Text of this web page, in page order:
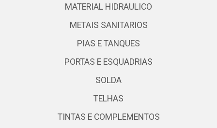
MATERIAL HIDRAULICO
METAIS SANITARIOS
PIAS E TANQUES
PORTAS E ESQUADRIAS
SOLDA
TELHAS
TINTAS E COMPLEMENTOS